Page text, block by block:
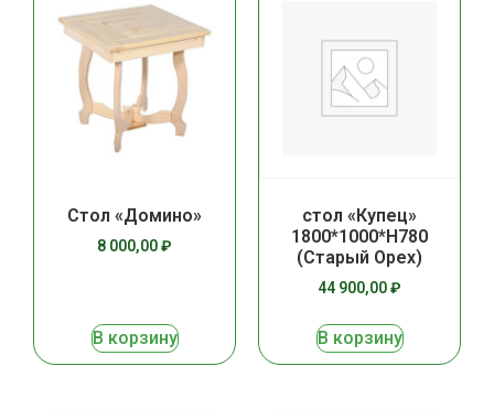
Стол «Домино»
8 000,00₽
В корзину
стол «Купец»
1800*1000*Н780
(Старый Орех)
44 900,00₽
В корзину